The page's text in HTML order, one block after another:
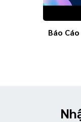
Báo Cáo